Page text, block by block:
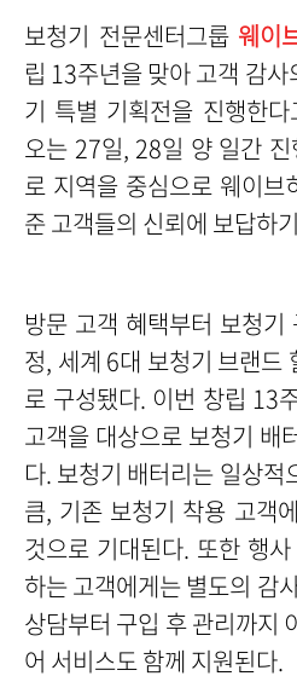
보청기 전문센터그룹 웨이
립 13주년을 맞아 고객 감
기 특별 기획전을 진행한
오는 27일, 28일 양 일간
로 지역을 중심으로 웨이브
준 고객들의 신뢰에 보답하
방문 고객 혜택부터 보청
정, 세계 6대 보청기 브랜드
로 구성됐다. 이번 창립 13
고객을 대상으로 보청기 배
다. 보청기 배터리는 일상적
큼, 기존 보청기 착용 고객
것으로 기대된다. 또한 행
하는 고객에게는 별도의 감
상담부터 구입 후 관리까지
어 서비스도 함께 지원된다.